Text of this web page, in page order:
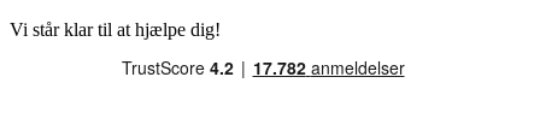
Vi står klar til at hjælpe dig!